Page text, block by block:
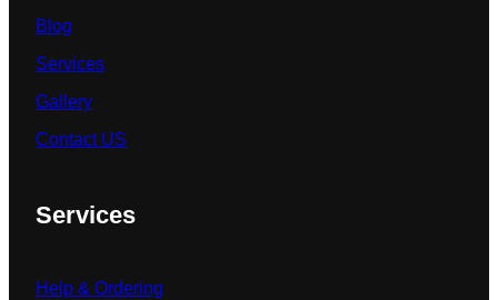
Blog
Services
Gallery
Contact US
Services
Help & Ordering